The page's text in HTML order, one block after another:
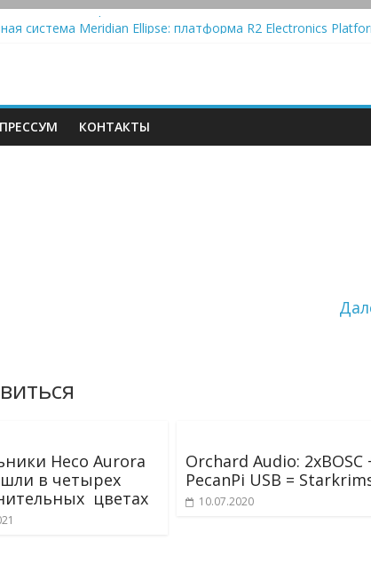
Automatic — традиционный виниловый автомат,
система Meridian Ellipse: платформа R2 Electronics
КОНТАКТЫ
Heco Aurora
в четырех
цветах
Orchard Audio: 2хBOSC
PecanPi USB =
10.07.2020